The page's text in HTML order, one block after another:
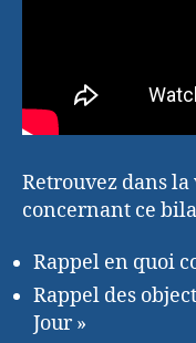
Retrouvez dans
concernant ce
Rappel en quoi
Rappel des
Jour »